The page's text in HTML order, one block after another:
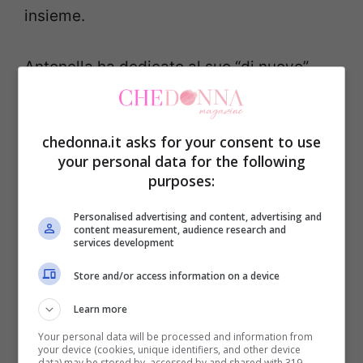
insieme.
Antonella ha dedicato al suo “di nuovo”
fidanzato parole dolci ed importanti:
“E nei momenti più difficili, ti
accorgi delle cose più
importanti. Gennaro Salerno ti
amo”.
A seguire poi la Mosetti ha postato diverse
chedonna.it asks for your consent to use
your personal data for the following
purposes:
Personalised advertising and content, advertising and
content measurement, audience research and
services development
Store and/or access information on a device
Learn more
Your personal data will be processed and information from
your device (cookies, unique identifiers, and other device